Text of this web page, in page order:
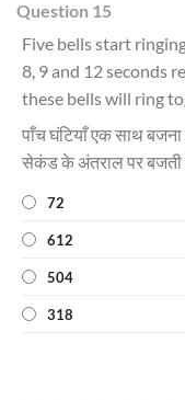
Question 15
Five bells start
8, 9 and 12 seconds
these bells will ring
पाँच घंटियाँ एक साथ
सेकंड के अंतराल पर बजती
72
612
504
318